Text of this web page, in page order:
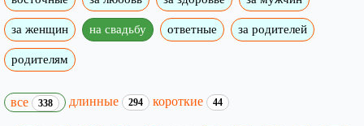
за женщин на свадьбу ответные за родителей
родителям
все 338 длинные 294 короткие 44